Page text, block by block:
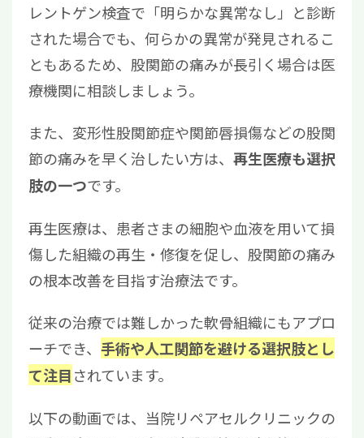
レントゲン検査で「明らかな異常なし」と診断
された場合でも、何らかの異常が発見されるこ
ともあるため、股関節の痛みが長引く場合は医
療機関に相談しましょう。
また、変形性股関節症や関節唇損傷などの股関
節の痛みを早く治したい方は、 再生医療も選択
肢の一つです。
再生医療は、患者さまの細胞や血液を用いて損
傷した組織の再生・修復を促し、股関節の痛み
の根本改善を目指す治療法です。
従来の治療では難しかった軟骨組織にもアプロ
ーチでき、 手術や人工関節を避ける選択肢とし
て注目されています。
以下の動画では、当院リペアセルクリニックの